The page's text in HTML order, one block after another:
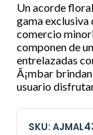
Un acorde
gama exclusiva
comercio
componen de
entrelazadas
Ã¡mbar
usuario
SKU: